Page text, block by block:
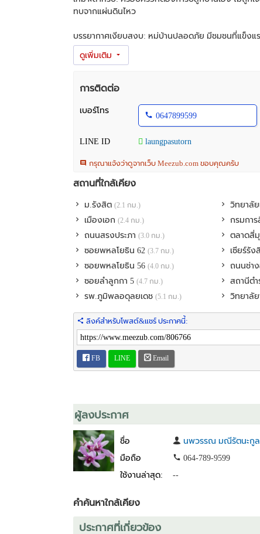
ทบจากแผ่นดินไหว
บรรยากาศเงียบสงบ: หมู่บ้านปลอดภัย มีชุมชนที่แข็ง
สิ่งอำนวยความสะดวกครบครัน:
• ถนนเทิดราชันเป็นถนนเส้นที่มาแรงมากๆตอนนี้ในย่า
• ถนนทางเข้าหมู่บ้านมี 4 เลนเช่นกัน เข้าออกสะดวกรถไ
• ภายในหมู่บ้านมีไฟส่องสว่างตอนกลางคืน ไม่มืดเหมือ
ใกล้สนามบินดอนเมือง รถไฟฟ้าสายสีแดง(สถานีดอน
💸 ราคาขาย: 4,410,000 บาท ค่าโอนคนละครึ่ง (เจ้าของ
📞 ติดต่อเรา: สนใจสอบถามข้อมูลเพิ่มเติมหรือนัดชมที่
📍 Highlights
Spacious land in Bangkok. No monthly common area
Peaceful Atmosphere: Safe village with a strong
Comprehensive Facilities:
• Terd Rachan Road is currently a booming location in
Road, avoiding traffic jams on Songprapha Road.
• The entrance to the village is also four-lanes road,
• Streetlights illuminate the village at night, unlike
การติดต่อ
เบอร์โทร
0647899599
LINE ID laungpasutorn
กรุณาแจ้งว่าดูจากเว็บ Meezub.com ขอบคุณครับ
สถานที่ใกล้เคียง
ม.รังสิต (2.1 กม.) วิทยาลัย
เมืองเอก (2.4 กม.) กรมกา
ถนนสรงประภา (3.0 กม.) ตลาดสี่
ซอยพหลโยธิน 62 (3.7 กม.) เซียร์รั
ซอยพหลโยธิน 56 (4.0 กม.) ถนนช่า
ซอยลําลูกกา 5 (4.7 กม.) สถานีต
รพ.ภูมิพลอดุลยเดช (5.1 กม.) วิทยาลั
ลิงค์สำหรับโพสต์&แชร์ ประกาศนี้:
FB LINE Email
ผู้ลงประกาศ
ชื่อ
นพวรรณ มณีรัตนะกูล
มือถือ
064-789-9599
ใช้งานล่าสุด:
--
คำค้นหาใกล้เคียง
ประกาศที่เกี่ยวข้อง